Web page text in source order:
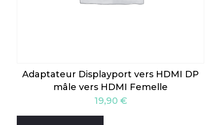
Adaptateur Displayport vers HDMI DP
mâle vers HDMI Femelle
19,90 €